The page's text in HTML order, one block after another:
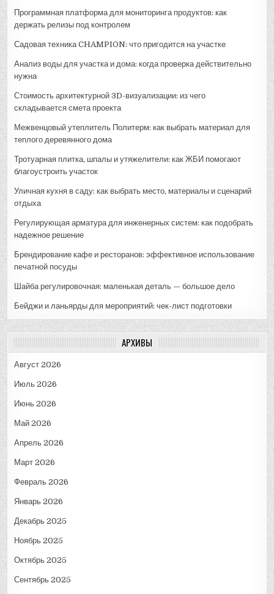
Программная платформа для мониторинга продуктов: как
держать релизы под контролем
Садовая техника CHAMPION: что пригодится на участке
Анализ воды для участка и дома: когда проверка действительно
нужна
Стоимость архитектурной 3D-визуализации: из чего
складывается смета проекта
Межвенцовый утеплитель Политерм: как выбрать материал для
теплого деревянного дома
Тротуарная плитка, шпалы и утяжелители: как ЖБИ помогают
благоустроить участок
Уличная кухня в саду: как выбрать место, материалы и сценарий
отдыха
Регулирующая арматура для инженерных систем: как подобрать
надежное решение
Брендирование кафе и ресторанов: эффективное использование
печатной посуды
Шайба регулировочная: маленькая деталь — большое дело
Бейджи и ланьярды для мероприятий: чек-лист подготовки
АРХИВЫ
Август 2026
Июль 2026
Июнь 2026
Май 2026
Апрель 2026
Март 2026
Февраль 2026
Январь 2026
Декабрь 2025
Ноябрь 2025
Октябрь 2025
Сентябрь 2025